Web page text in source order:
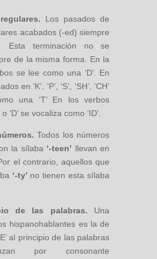
Los pasados de
acabados (-ed) siempre
Esta terminación no se
de la misma forma. En la
se lee como una ‘D’. En
en ‘K’, ‘P’, ‘S’, ‘SH’, ‘CH’
una ‘T’ En los verbos
‘D’ se vocaliza como ‘ID’.
Todos los números
la sílaba ‘-teen’ llevan en
el contrario, aquellos que
‘-ty’ no tienen esta sílaba
de las palabras. Una
hispanohablantes es la de
al principio de las palabras
por consonante